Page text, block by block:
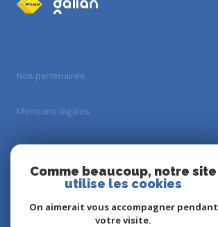
Nos partenaires
Mentions légales
Admin
Nos honoraires
Comme beaucoup, notre site
utilise les cookies
On aimerait vous accompagner pendant
votre visite.